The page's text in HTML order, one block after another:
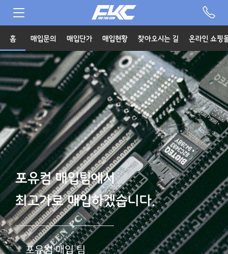
홈 매입문의 매입단가 매입현황 찾아오시는 길 온라인 쇼핑
포유컴 매입팀에서
최고가로 매입하겠습니다.
포유컴 매입 팀